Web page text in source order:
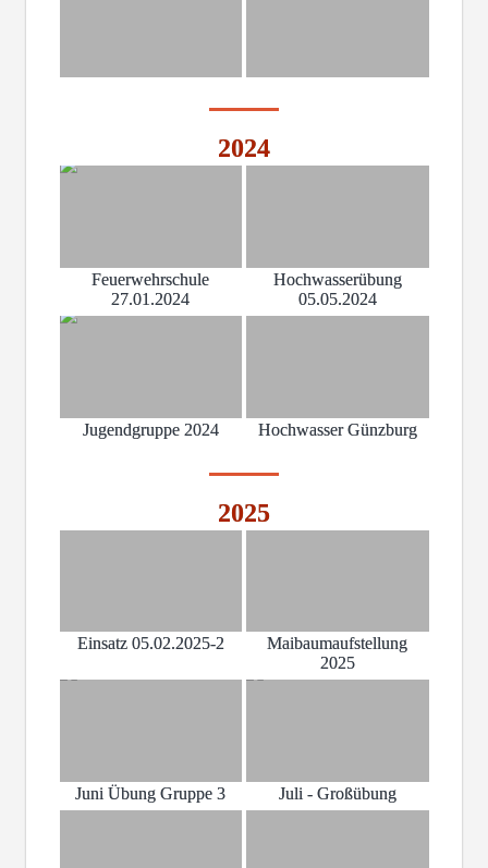
2024
Feuerwehrschule
27.01.2024
Hochwasserübung
05.05.2024
Jugendgruppe 2024 Hochwasser Günzburg
2025
Einsatz 05.02.2025-2
Maibaumaufstellung
2025
Juni Übung Gruppe 3 Juli - Großübung